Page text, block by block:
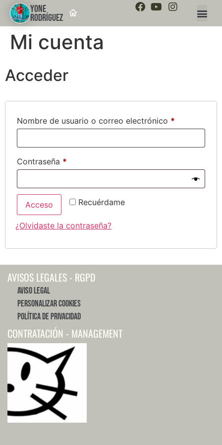
YONE
RODRÍGUEZ
Mi cuenta
Acceder
Nombre de usuario o correo electrónico *
Contraseña *
Recuérdame
Acceso
¿Olvidaste la contraseña?
AVISOS LEGALES - RGPD
Aviso Legal
Personalizar Cookies
Política de Privacidad
CONTRATACIÓN - MANAGEMENT